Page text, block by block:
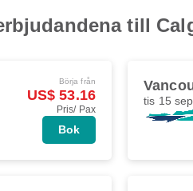
till
Börja från
US$ 53.16
Pris/ Pax
Bok
tis 15 sep.